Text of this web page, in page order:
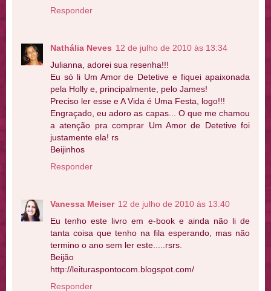
Responder
Nathália Neves 12 de julho de 2010 às 13:34
Julianna, adorei sua resenha!!!
Eu só li Um Amor de Detetive e fiquei apaixonada
pela Holly e, principalmente, pelo James!
Preciso ler esse e A Vida é Uma Festa, logo!!!
Engraçado, eu adoro as capas... O que me chamou
a atenção pra comprar Um Amor de Detetive foi
justamente ela! rs
Beijinhos
Responder
Vanessa Meiser 12 de julho de 2010 às 13:40
Eu tenho este livro em e-book e ainda não li de
tanta coisa que tenho na fila esperando, mas não
termino o ano sem ler este.....rsrs.
Beijão
http://leituraspontocom.blogspot.com/
Responder